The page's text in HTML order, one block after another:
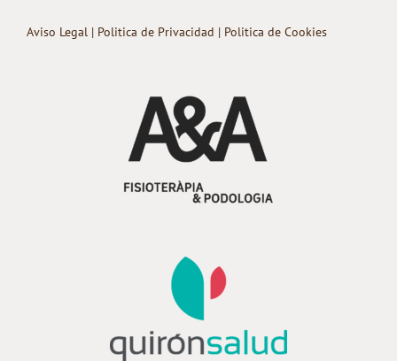
Aviso Legal | Politica de Privacidad | Politica de Cookies